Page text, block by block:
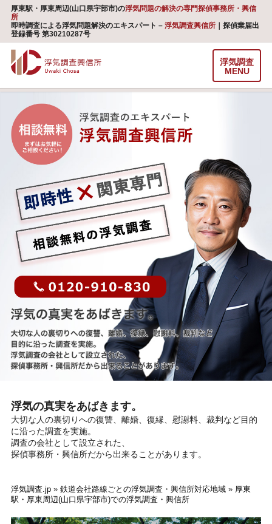
厚東駅・厚東周辺(山口県宇部市)の浮気問題の解決の専門探偵事務所・興信
所
即時調査による浮気問題解決のエキスパート – 浮気調査興信所 ｜探偵業届出
登録番号 第30210287号
浮気調査
MENU
浮気の真実をあばきます。
大切な人の裏切りへの復讐、離婚、復縁、慰謝料、裁判など目的
に沿った調査を実施。
調査の会社として設立された、
探偵事務所・興信所だから出来ることがあります。
浮気調査.jp » 鉄道会社路線ごとの浮気調査・興信所対応地域 » 厚東
駅・厚東周辺(山口県宇部市)での浮気調査・興信所